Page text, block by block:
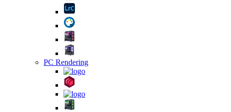
PC Rendering